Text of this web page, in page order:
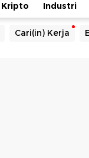
Kripto Industri
Cari(in) Kerja